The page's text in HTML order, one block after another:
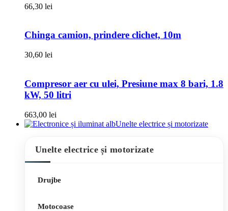
66,30 lei
Chinga camion, prindere clichet, 10m
30,60 lei
Compresor aer cu ulei, Presiune max 8 bari, 1.8
kW, 50 litri
663,00 lei
Unelte electrice și motorizate
Unelte electrice și motorizate
Drujbe
Motocoase